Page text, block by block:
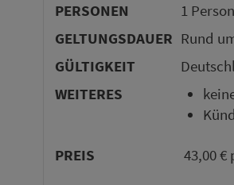
PERSONEN
1 Per­son
GELTUNGSDAUER Rund
GÜLTIGKEIT
WEITERES
PREIS 43,00